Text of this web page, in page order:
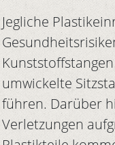
Jegliche
umwickelte
führen. Darüber
Verletzungen